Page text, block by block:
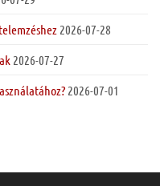
2026-07-28
2026-07-27
2026-07-01